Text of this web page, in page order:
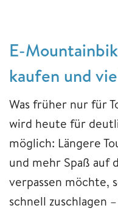
E-
kaufen und
Was früher nur für
wird heute für
möglich: Längere
und mehr Spaß auf
verpassen möchte,
schnell zuschlagen